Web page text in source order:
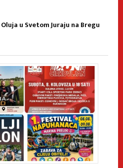
u Svetom Juraju na Bregu